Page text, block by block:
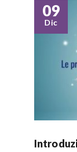
09
Dic